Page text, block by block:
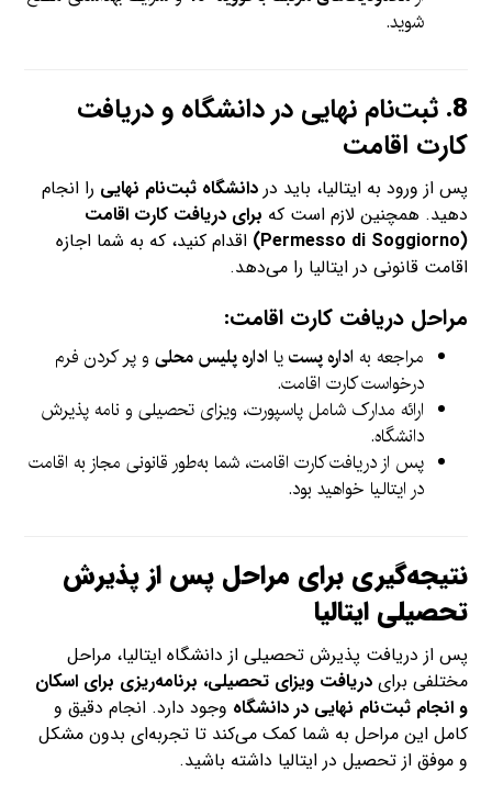
شوید.
8. ثبت‌نام نهایی در دانشگاه و دریافت
کارت اقامت
پس از ورود به ایتالیا، باید دردانشگاه ثبت‌نام نهایی را انجام
دهید. همچنین لازم است که برای دریافت کارت اقامت
(Permesso di Soggiorno)
اقدام کنید، که به شما اجازه
اقامت قانونی در ایتالیا را می‌دهد.
مراحل دریافت کارت اقامت:
مراجعه به اداره پستیا اداره پلیس محلی و پر کردن فرم
درخواست کارت اقامت.
ارائه مدارک شامل پاسپورت، ویزای تحصیلی و نامه پذیرش
دانشگاه.
پس از دریافت کارت اقامت، شما به‌طور قانونی مجاز به اقامت
در ایتالیا خواهید بود.
نتیجه‌گیری برای مراحل پس از پذیرش
تحصیلی ایتالیا
پس از دریافت پذیرش تحصیلی از دانشگاه ایتالیا، مراحل
مختلفی برایدریافت ویزای تحصیلی، برنامه‌ریزی برای اسکان
و انجام ثبت‌نام نهایی در دانشگاه وجود دارد. انجام دقیق و
کامل این مراحل به شما کمک می‌کند تا تجربه‌ای بدون مشکل
و موفق از تحصیل در ایتالیا داشته باشید.